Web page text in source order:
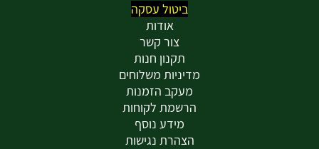
ביטול עסקה
אודות
צור קשר
תקנון חנות
מדיניות משלוחים
מעקב הזמנות
הרשמת לקוחות
מידע נוסף
הצהרת נגישות